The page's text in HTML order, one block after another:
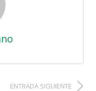
ENTRADA SIGUIENTE